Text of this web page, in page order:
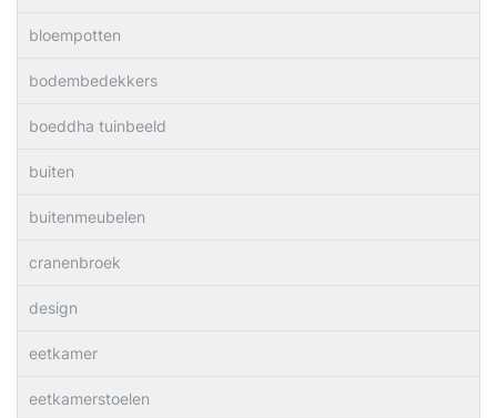
bloempotten
bodembedekkers
boeddha tuinbeeld
buiten
buitenmeubelen
cranenbroek
design
eetkamer
eetkamerstoelen